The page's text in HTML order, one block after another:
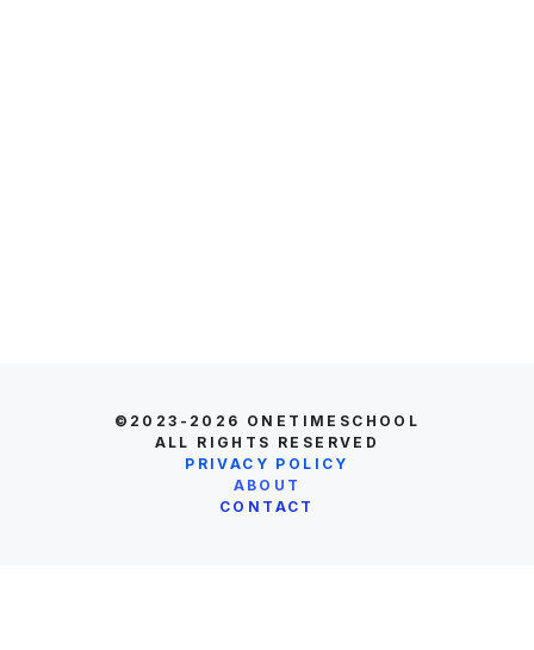
©2023-2026 ONETIMESCHOOL
ALL RIGHTS RESERVED
PRIVACY POLICY
ABOUT
CONTACT